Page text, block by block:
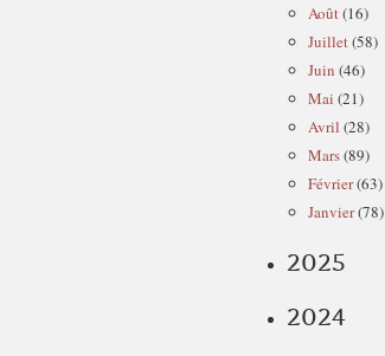
Août(16)
Juillet(58)
Juin (46)
Mai (21)
Avril (28)
Mars(89)
Février(63)
Janvier(78)
2025
2024